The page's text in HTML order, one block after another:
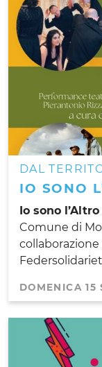
DAL
IO SONO
Io sono l’Altro
Comune di
DOMENICA 15